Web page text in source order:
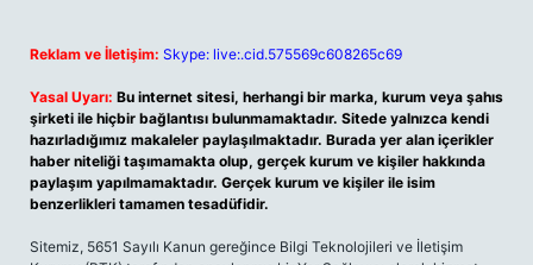
Reklam ve İletişim: Skype: live:.cid.575569c608265c69
Yasal Uyarı: Bu internet sitesi, herhangi bir marka, kurum veya şahıs
şirketi ile hiçbir bağlantısı bulunmamaktadır. Sitede yalnızca kendi
hazırladığımız makaleler paylaşılmaktadır. Burada yer alan içerikler
haber niteliği taşımamakta olup, gerçek kurum ve kişiler hakkında
paylaşım yapılmamaktadır. Gerçek kurum ve kişiler ile isim
benzerlikleri tamamen tesadüfidir.
Sitemiz, 5651 Sayılı Kanun gereğince Bilgi Teknolojileri ve İletişim